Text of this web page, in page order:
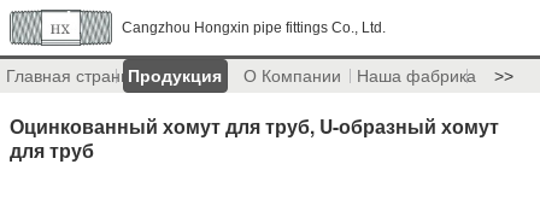
Cangzhou Hongxin pipe fittings Co., Ltd.
Главная страницаПродукция О Компании Наша фабрика >>
Оцинкованный хомут для труб, U-образный хомут
для труб